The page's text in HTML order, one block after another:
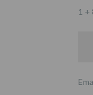
1 +